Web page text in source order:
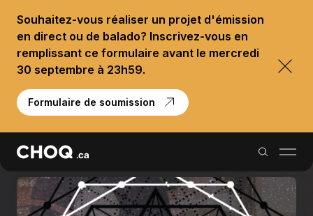
Souhaitez-vous réaliser un projet d'émission
en direct ou de balado? Inscrivez-vous en
remplissant ce formulaire avant le mercredi
30 septembre à 23h59.
Formulaire de soumission
Balados